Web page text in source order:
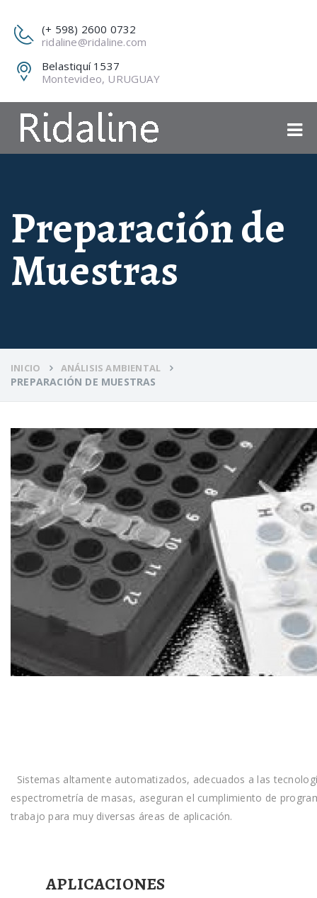
(+ 598) 2600 0732
ridaline@ridaline.com
Belastiquí 1537
Montevideo, URUGUAY
Preparación de
Muestras
INICIO ANÁLISIS AMBIENTAL
PREPARACIÓN DE MUESTRAS
Sistemas altamente automatizados, adecuados a las
espectrometría de masas, aseguran el cumplimiento de
trabajo para muy diversas áreas de aplicación.
APLICACIONES